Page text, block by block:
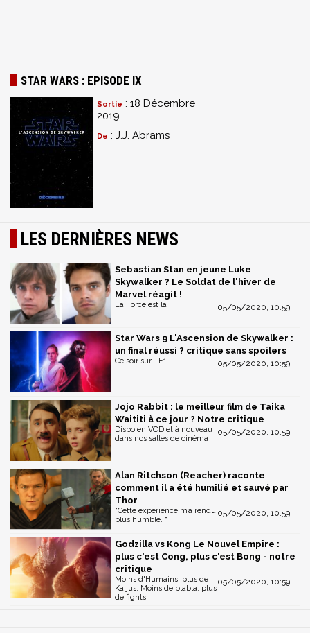
STAR WARS : EPISODE IX
Sortie : 18 Décembre
2019
De : J.J. Abrams
LES DERNIÈRES NEWS
Sebastian Stan en jeune Luke
Skywalker ? Le Soldat de l'hiver de
Marvel réagit !
05/05/2020, 10:59
La Force est là
Star Wars 9 L'Ascension de Skywalker :
un final réussi ? critique sans spoilers
05/05/2020, 10:59
Ce soir sur TF1
Jojo Rabbit : le meilleur film de Taika
Waititi à ce jour ? Notre critique
05/05/2020, 10:59
Dispo en VOD et à nouveau
dans nos salles de cinéma
Alan Ritchson (Reacher) raconte
comment il a été humilié et sauvé par
Thor
05/05/2020, 10:59
"Cette expérience m’a rendu
plus humble. "
Godzilla vs Kong Le Nouvel Empire :
plus c'est Cong, plus c'est Bong - notre
critique
05/05/2020, 10:59
Moins d'Humains, plus de
Kaijus. Moins de blabla, plus
de fights.